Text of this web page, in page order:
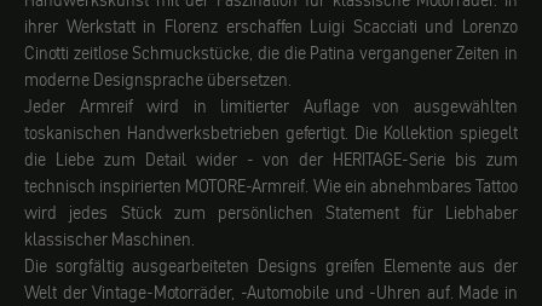
ihrer Werkstatt in Florenz erschaffen Luigi Scacciati und Lorenzo
Cinotti zeitlose Schmuckstücke, die die Patina vergangener Zeiten in
moderne Designsprache übersetzen.
Jeder Armreif wird in limitierter Auflage von ausgewählten
toskanischen Handwerksbetrieben gefertigt. Die Kollektion spiegelt
die Liebe zum Detail wider - von der HERITAGE-Serie bis zum
technisch inspirierten MOTORE-Armreif. Wie ein abnehmbares Tattoo
wird jedes Stück zum persönlichen Statement für Liebhaber
klassischer Maschinen.
Die sorgfältig ausgearbeiteten Designs greifen Elemente aus der
Welt der Vintage-Motorräder, -Automobile und -Uhren auf. Made in